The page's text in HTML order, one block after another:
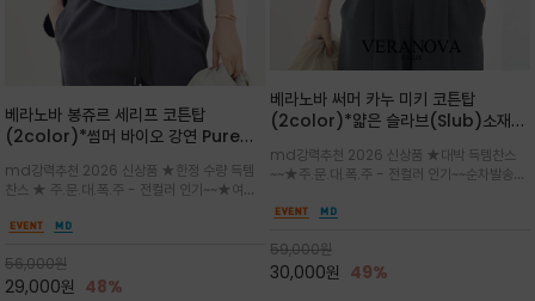
베라노바 봉쥬르 세리프 코튼탑
(2color)*썸머 바이오 강연 Pure
성적인 프랑스어 수식어를 조합
md강력추천 2026 신상품 ★한정 수량 득템
찬스 ★ 주.문.대.폭.주 - 전컬러 인기~~★여름
여유로운 감성/피부에 닿는 순간 기분 좋은 청량
56,000원
29,000원 48%
베라노바 써머 카누 미키 코튼탑
(2color)*얇은 슬라브(Slub)소재
하며, 몸에 잘 달라붙지 않아 쾌적
md강력추천 2026 신상품 ★대박 득템찬스
~~★주.문.대.폭.주 - 전컬러 인기~~순차발송중
드롭숄더 핏과 부드러운 라운드넥이 편안하며, 앞
다.
59,000원
30,000원 49%